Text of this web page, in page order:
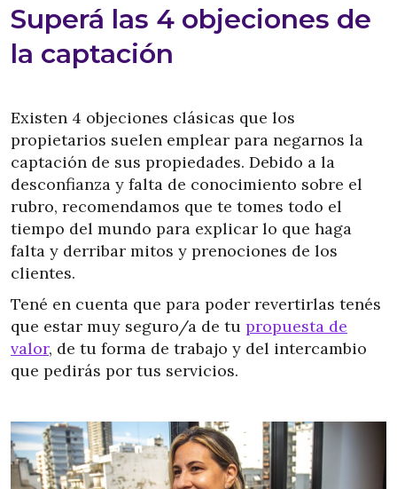
Superá las 4 objeciones de
la captación
Existen 4 objeciones clásicas que los
propietarios suelen emplear para negarnos la
captación de sus propiedades. Debido a la
desconfianza y falta de conocimiento sobre el
rubro, recomendamos que te tomes todo el
tiempo del mundo para explicar lo que haga
falta y derribar mitos y prenociones de los
clientes.
Tené en cuenta que para poder revertirlas tenés
que estar muy seguro/a de tu propuesta de
valor, de tu forma de trabajo y del intercambio
que pedirás por tus servicios.